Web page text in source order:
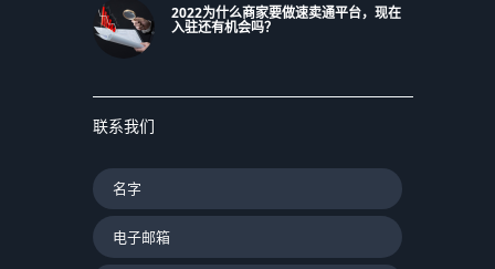
2022为什么商家要做速卖通平台，现在
入驻还有机会吗？
联系我们